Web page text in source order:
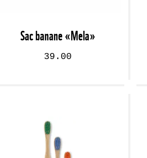
Sac banane «Mela»
39.00